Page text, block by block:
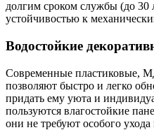
долгим сроком службы (до 30
устойчивостью к
Водостойкие
Современные пластиковые,
позволяют быстро и легко
придать ему уюта и
пользуются влагостойкие
они не требуют особого ухода